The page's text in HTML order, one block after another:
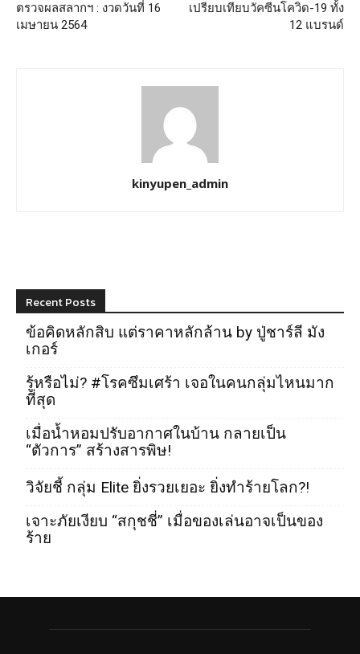
ตรวจผลสลากฯ : งวดวันที่ 16
เมษายน 2564
เปรียบเทียบวัคซีนโควิด-19 ทั้ง
12 แบรนด์
kinyupen_admin
Recent Posts
ข้อคิดหลักสิบ แต่ราคาหลักล้าน by ปู่ชาร์ลี มัง
เกอร์
รู้หรือไม่? #โรคซึมเศร้า เจอในคนกลุ่มไหนมาก
ที่สุด
เมื่อน้ำหอมปรับอากาศในบ้าน กลายเป็น
“ตัวการ” สร้างสารพิษ!
วิจัยชี้ กลุ่ม Elite ยิ่งรวยเยอะ ยิ่งทำร้ายโลก?!
เจาะภัยเงียบ “สกุชชี่” เมื่อของเล่นอาจเป็นของ
ร้าย